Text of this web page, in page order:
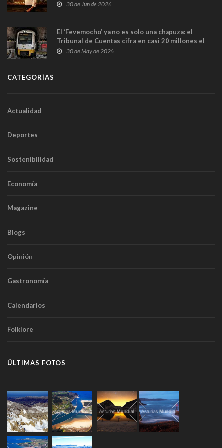
en Madrid
30 de Jun de 2026
El ‘Fevemocho’ ya no es solo una chapuza: el
Tribunal de Cuentas cifra en casi 20 millones el
sobrecoste de los trenes que no cabían por los
30 de May de 2026
CATEGORÍAS
Actualidad
Deportes
Sostenibilidad
Economía
Magazine
Blogs
Opinión
Gastronomía
Calendarios
Folklore
ÚLTIMAS FOTOS